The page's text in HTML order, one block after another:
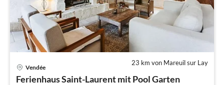
23 km von Mareuil sur Lay
Vendée
Ferienhaus Saint-Laurent mit Pool Garten